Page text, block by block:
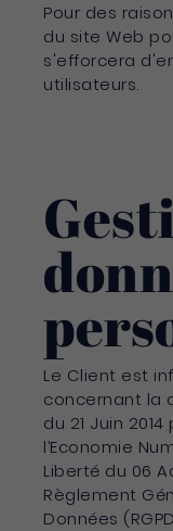
Pour des
du site Web
s'efforcera
utilisateurs.
Le Client est
concernant la
du 21 Juin
l’Economie
Liberté du 06
Règlement
Données